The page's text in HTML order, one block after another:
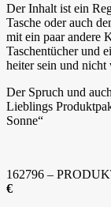
Der Inhalt ist ein
Tasche oder auch
mit ein paar andere
Taschentücher und
heiter sein und
Der Spruch und
Lieblings
Sonne“
162796 –
€